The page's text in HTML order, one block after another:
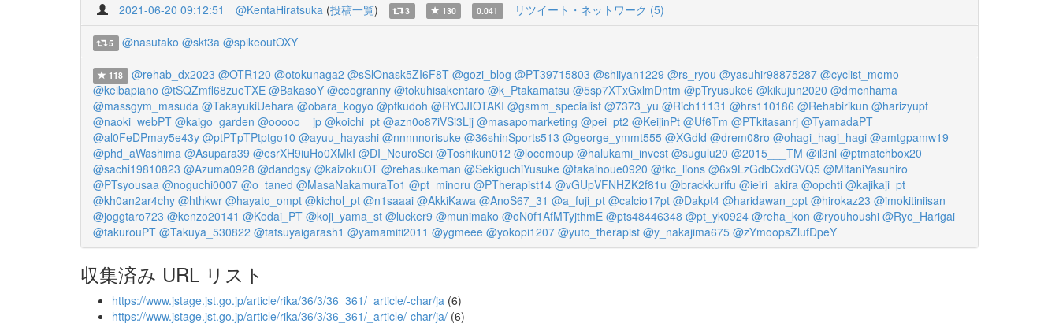
2021-06-20 09:12:51 @KentaHiratsuka (投稿一覧) 3 130 0.041 リツイート・ネットワーク (5)
5 @nasutako @skt3a @spikeoutOXY
118 @rehab_dx2023 @OTR120 @otokunaga2 @sSlOnask5ZI6F8T @gozi_blog @PT39715803 @shiiyan1229 @rs_ryou @yasuhir98875287 @cyclist_momo
@keibapiano @tSQZmfl68zueTXE @BakasoY @ceogranny @tokuhisakentaro @k_Ptakamatsu @5sp7XTxGxlmDntm @pTryusuke6 @kikujun2020 @dmcnhama
@massgym_masuda @TakayukiUehara @obara_kogyo @ptkudoh @RYOJIOTAKI @gsmm_specialist @7373_yu @Rich11131 @hrs110186 @Rehabirikun @harizyupt
@naoki_webPT @kaigo_garden @ooooo__jp @koichi_pt @azn0o87iVSi3Ljj @masapomarketing @pei_pt2 @KeijinPt @Uf6Tm @PTkitasanrj @TyamadaPT
@al0FeDPmay5e43y @ptPTpTPtptgo10 @ayuu_hayashi @nnnnnorisuke @36shinSports513 @george_ymmt555 @XGdld @drem08ro @ohagi_hagi_hagi @amtgpamw19
@phd_aWashima @Asupara39 @esrXH9iuHo0XMkI @DI_NeuroSci @Toshikun012 @locomoup @halukami_invest @sugulu20 @2015___TM @il3nl @ptmatchbox20
@sachi19810823 @Azuma0928 @dandgsy @kaizokuOT @rehasukeman @SekiguchiYusuke @takainoue0920 @tkc_lions @6x9LzGdbCxdGVQ5 @MitaniYasuhiro
@PTsyousaa @noguchi0007 @o_taned @MasaNakamuraTo1 @pt_minoru @PTherapist14 @vGUpVFNHZK2f81u @brackkurifu @ieiri_akira @opchti @kajikaji_pt
@kh0an2ar4chy @hthkwr @hayato_ompt @kichol_pt @n1saaai @AkkiKawa @AnoS67_31 @a_fuji_pt @calcio17pt @Dakpt4 @haridawan_ppt @hirokaz23 @imokitiniisan
@joggtaro723 @kenzo20141 @Kodai_PT @koji_yama_st @lucker9 @munimako @oN0f1AfMTyjthmE @pts48446348 @pt_yk0924 @reha_kon @ryouhoushi @Ryo_Harigai
@takurouPT @Takuya_530822 @tatsuyaigarash1 @yamamiti2011 @ygmeee @yokopi1207 @yuto_therapist @y_nakajima675 @zYmoopsZlufDpeY
収集済み URL リスト
https://www.jstage.jst.go.jp/article/rika/36/3/36_361/_article/-char/ja (6)
https://www.jstage.jst.go.jp/article/rika/36/3/36_361/_article/-char/ja/ (6)